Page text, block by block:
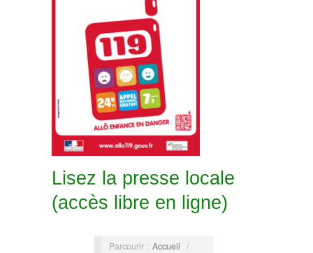
Lisez la presse locale
(accès libre en ligne)
Parcourir : Accueil /